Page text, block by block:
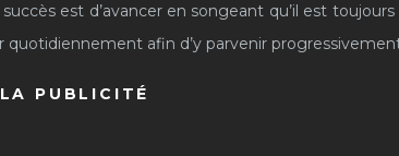
est d’avancer en songeant qu’il est
afin d’y parvenir
PUBLICITÉ